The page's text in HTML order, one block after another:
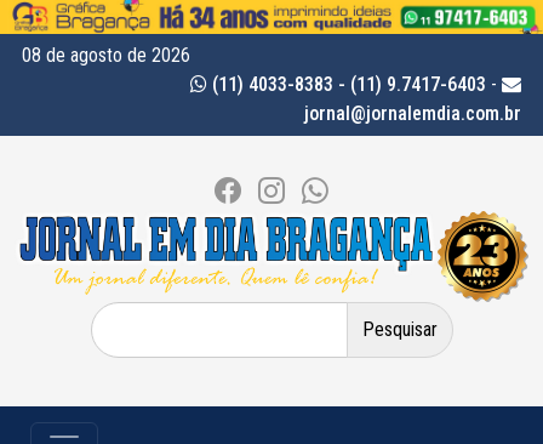
08 de agosto de 2026
(11) 4033-8383 - (11) 9.7417-6403 -
jornal@jornalemdia.com.br
Pesquisar
por: